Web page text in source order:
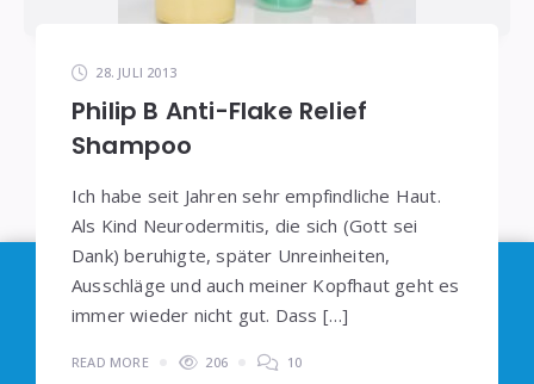
28. JULI 2013
Philip B Anti-Flake Relief
Shampoo
Ich habe seit Jahren sehr empfindliche Haut.
Als Kind Neurodermitis, die sich (Gott sei
Dank) beruhigte, später Unreinheiten,
Ausschläge und auch meiner Kopfhaut geht es
immer wieder nicht gut. Dass […]
READ MORE 206 10
Im Sinne derDSGVO: Die Erfassung Deiner Daten
durch Google Analyticskönnen Sie durch
Klicken auf den folgenden Link unterbinden. Es